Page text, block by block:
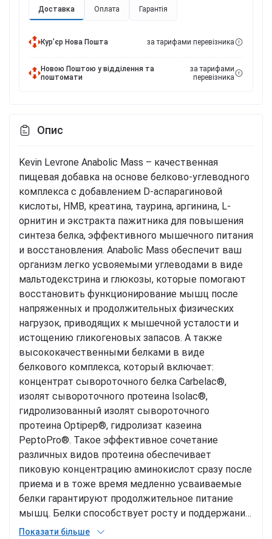
Доставка Оплата Гарантія
Курʼєр Нова Пошта за тарифами перевізника
Новою Поштою у відділення та
поштомати
за тарифами
перевізника
Опис
Kevin Levrone Anabolic Mass – качественная
пищевая добавка на основе белково-углеводного
комплекса с добавлением D-аспарагиновой
кислоты, НМВ, креатина, таурина, аргинина, L-
орнитин и экстракта пажитника для повышения
синтеза белка, эффективного мышечного питания
и восстановления. Anabolic Mass обеспечит ваш
организм легко усвояемыми углеводами в виде
мальтодекстрина и глюкозы, которые помогают
восстановить функционирование мышц после
напряженных и продолжительных физических
нагрузок, приводящих к мышечной усталости и
истощению гликогеновых запасов. А также
высококачественными белками в виде
белкового комплекса, который включает:
концентрат сывороточного белка Carbelac®,
изолят сывороточного протеина Isolac®,
гидролизованный изолят сывороточного
протеина Optipep®, гидролизат казеина
PeptoPro®. Такое эффективное сочетание
различных видов протеина обеспечивает
пиковую концентрацию аминокислот сразу после
приема и в тоже время медленно усваиваемые
белки гарантируют продолжительное питание
мышц. Белки способствует росту и поддержание
мышечной массы, его употребление –
Показати більше